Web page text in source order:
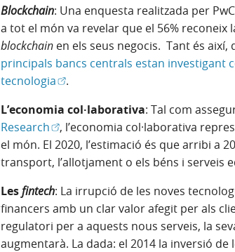
Blockchain: Una enquesta realitzada per
a tot el món va revelar que el 56%
blockchainen els seus negocis. Tant és així,
principals bancs centrals estan investigant
tecnologia(Obre en finestra nova)
.
L’economia col·laborativa: Tal com
Research(Obre en finestra nova)
, l’economia col·laborativa
el món. El 2020, l’estimació és que arribi a
transport, l’allotjament o els béns i serveis
Lesfintech: La irrupció de les noves
financers amb un clar valor afegit per als
regulatori per a aquests nous serveis, la
augmentarà. La dada: el 2014 la inversió de